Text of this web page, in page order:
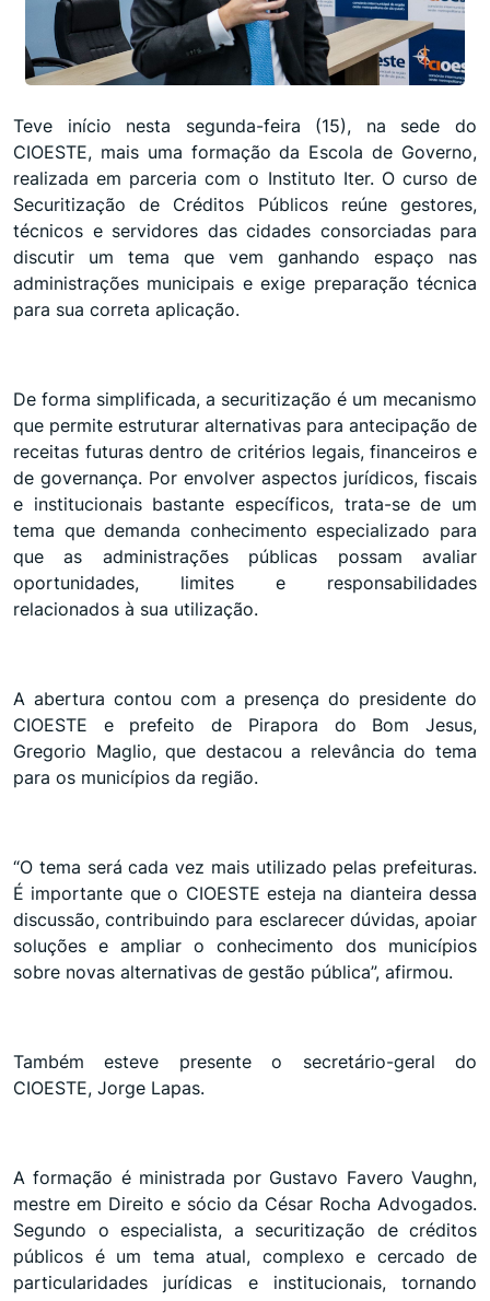
Teve início nesta segunda-feira (15), na sede do
CIOESTE, mais uma formação da Escola de Governo,
realizada em parceria com o Instituto Iter. O curso de
Securitização de Créditos Públicos reúne gestores,
técnicos e servidores das cidades consorciadas para
discutir um tema que vem ganhando espaço nas
administrações municipais e exige preparação técnica
para sua correta aplicação.
De forma simplificada, a securitização é um mecanismo
que permite estruturar alternativas para antecipação de
receitas futuras dentro de critérios legais, financeiros e
de governança. Por envolver aspectos jurídicos, fiscais
e institucionais bastante específicos, trata-se de um
tema que demanda conhecimento especializado para
que as administrações públicas possam avaliar
oportunidades, limites e responsabilidades
relacionados à sua utilização.
A abertura contou com a presença do presidente do
CIOESTE e prefeito de Pirapora do Bom Jesus,
Gregorio Maglio, que destacou a relevância do tema
para os municípios da região.
“O tema será cada vez mais utilizado pelas prefeituras.
É importante que o CIOESTE esteja na dianteira dessa
discussão, contribuindo para esclarecer dúvidas, apoiar
soluções e ampliar o conhecimento dos municípios
sobre novas alternativas de gestão pública”, afirmou.
Também esteve presente o secretário-geral do
CIOESTE, Jorge Lapas.
A formação é ministrada por Gustavo Favero Vaughn,
mestre em Direito e sócio da César Rocha Advogados.
Segundo o especialista, a securitização de créditos
públicos é um tema atual, complexo e cercado de
particularidades jurídicas e institucionais, tornando